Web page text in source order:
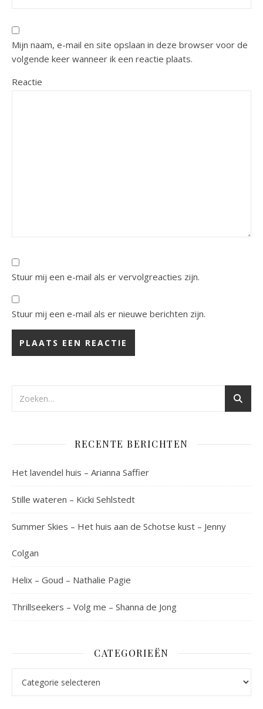
Mijn naam, e-mail en site opslaan in deze browser voor de
volgende keer wanneer ik een reactie plaats.
Reactie
Stuur mij een e-mail als er vervolgreacties zijn.
Stuur mij een e-mail als er nieuwe berichten zijn.
RECENTE BERICHTEN
Het lavendel huis – Arianna Saffier
Stille wateren – Kicki Sehlstedt
Summer Skies – Het huis aan de Schotse kust – Jenny
Colgan
Helix – Goud – Nathalie Pagie
Thrillseekers – Volg me – Shanna de Jong
CATEGORIEËN